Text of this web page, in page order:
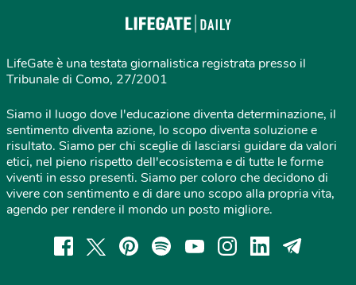
LifeGate è una testata giornalistica registrata presso il
Tribunale di Como, 27/2001
Siamo il luogo dove l'educazione diventa determinazione, il
sentimento diventa azione, lo scopo diventa soluzione e
risultato. Siamo per chi sceglie di lasciarsi guidare da valori
etici, nel pieno rispetto dell'ecosistema e di tutte le forme
viventi in esso presenti. Siamo per coloro che decidono di
vivere con sentimento e di dare uno scopo alla propria vita,
agendo per rendere il mondo un posto migliore.